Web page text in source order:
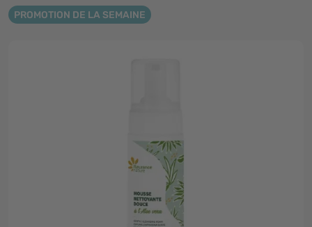
PROMOTION DE LA SEMAINE